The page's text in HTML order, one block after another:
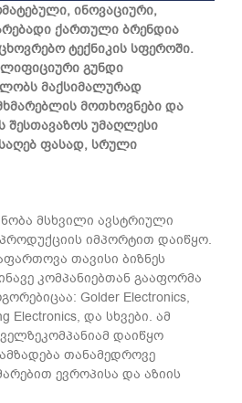
ინოვაციური,
ქართული ბრენდია
ტექნიკის სფეროში.
გუნდი
მაქსიმალურად
მოთხოვნები და
შესთავაზოს უმაღლესი
ფასად, სრული
მსხვილი ავსტრიული
პროდუქციის იმპორტით დაიწყო.
თავისი ბიზნეს
კომპანიებთან გააფორმა
Golder Electronics,
Electronics, და სხვები. ამ
კომპანიამ დაიწყო
თანამედროვე
ევროპისა და აზიის